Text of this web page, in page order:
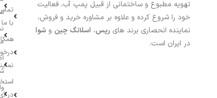
تهویه مطبوع و ساختمانی از قبیل پمپ آب، فعالیت
خود را شروع کرده و علاوه بر مشاوره خرید و فروش،
نماینده انحصاری برند های رپس، اسلانگ چین و شوا
در ایران است.
با ما
در